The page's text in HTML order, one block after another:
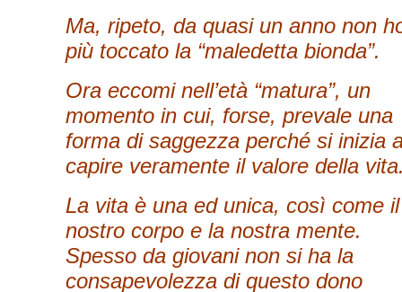
Ma, ripeto, da quasi un anno non
più toccato la “maledetta bionda”.
Ora eccomi nell’età “matura”, un
momento in cui, forse, prevale una
forma di saggezza perché si inizia
capire veramente il valore della
La vita è una ed unica, così come il
nostro corpo e la nostra mente.
Spesso da giovani non si ha la
consapevolezza di questo dono